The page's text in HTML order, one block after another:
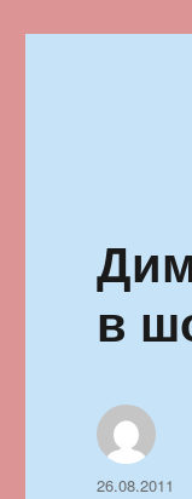
в
Автор
Опубликовано
26.08.2011